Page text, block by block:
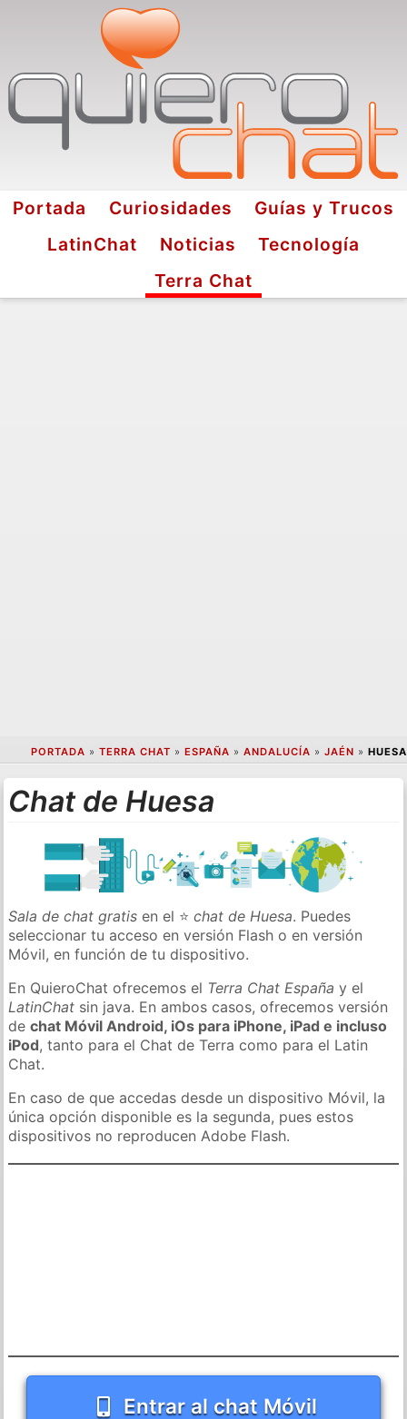
Portada Curiosidades
Guías y Trucos
LatinChat
Noticias
Tecnología
Terra Chat
PORTADA » TERRA CHAT » ESPAÑA » ANDALUCÍA » JAÉN » HUESA
Chat de Huesa
Sala de chat gratis en el ⭐chat de Huesa. Puedes
seleccionar tu acceso en versión Flash o en versión
Móvil, en función de tu dispositivo.
En QuieroChat ofrecemos el Terra Chat España y el
LatinChat sin java. En ambos casos, ofrecemos versión
dechat Móvil Android, iOs para iPhone, iPad e incluso
iPod, tanto para el Chat de Terra como para el Latin
Chat.
En caso de que accedas desde un dispositivo Móvil, la
única opción disponible es la segunda, pues estos
dispositivos no reproducen Adobe Flash.
Entrar al chat Móvil